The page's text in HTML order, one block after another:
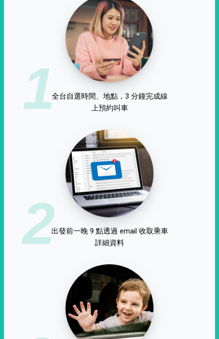
1全台自選時間、地點，3 分鐘完成線
上預約叫車
2出發前一晚 9 點透過 email 收取乘車
詳細資料